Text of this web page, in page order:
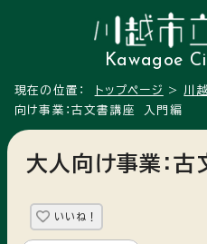
Kawagoe
現在の位置： トップページ > 川
向け事業：古文書講座 入門編
大人向け事業：
いいね！